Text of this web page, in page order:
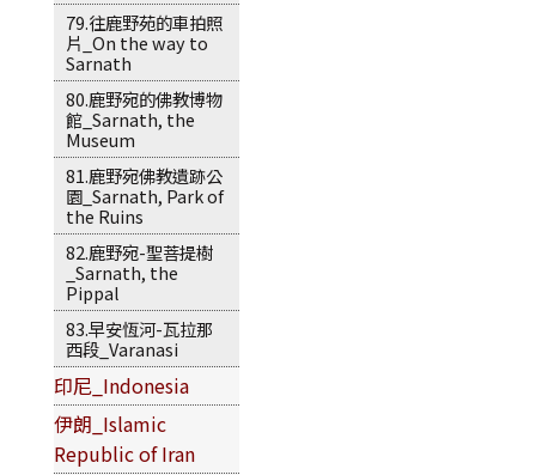
79.往鹿野苑的車拍照
片_On the way to
Sarnath
80.鹿野宛的佛教博物
館_Sarnath, the
Museum
81.鹿野宛佛教遺跡公
園_Sarnath, Park of
the Ruins
82.鹿野宛-聖菩提樹
_Sarnath, the
Pippal
83.早安恆河-瓦拉那
西段_Varanasi
印尼_Indonesia
伊朗_Islamic
Republic of Iran